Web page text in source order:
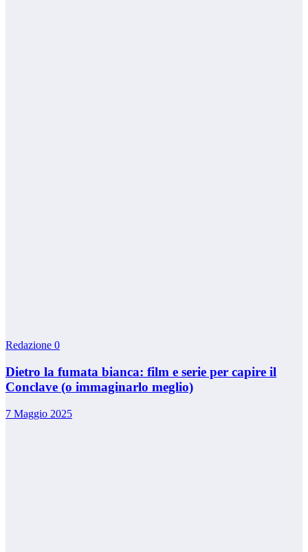
Redazione 0
Dietro la fumata bianca: film e serie per capire il
Conclave (o immaginarlo meglio)
7 Maggio 2025